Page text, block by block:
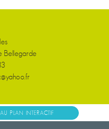
Bellegarde
PLAN INTERACTIF